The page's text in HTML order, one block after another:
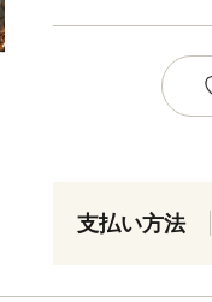
支払い方法